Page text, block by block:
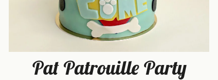
Pat Patrouille Party